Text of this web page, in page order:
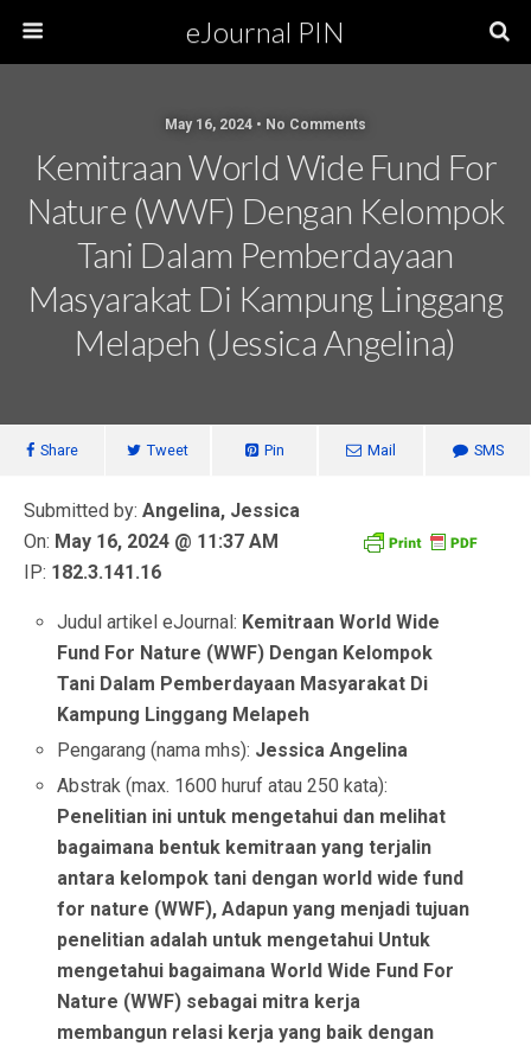
eJournal PIN
May 16, 2024 • No Comments
Kemitraan World Wide Fund For
Nature (WWF) Dengan Kelompok
Tani Dalam Pemberdayaan
Masyarakat Di Kampung Linggang
Melapeh (Jessica Angelina)
Share Tweet Pin Mail SMS
Submitted by: Angelina, Jessica
On: May 16, 2024 @ 11:37 AM
IP: 182.3.141.16
Judul artikel eJournal: Kemitraan World Wide
Fund For Nature (WWF) Dengan Kelompok
Tani Dalam Pemberdayaan Masyarakat Di
Kampung Linggang Melapeh
Pengarang (nama mhs): Jessica Angelina
Abstrak (max. 1600 huruf atau 250 kata):
Penelitian ini untuk mengetahui dan melihat
bagaimana bentuk kemitraan yang terjalin
antara kelompok tani dengan world wide fund
for nature (WWF), Adapun yang menjadi tujuan
penelitian adalah untuk mengetahui Untuk
mengetahui bagaimana World Wide Fund For
Nature (WWF) sebagai mitra kerja
membangun relasi kerja yang baik dengan